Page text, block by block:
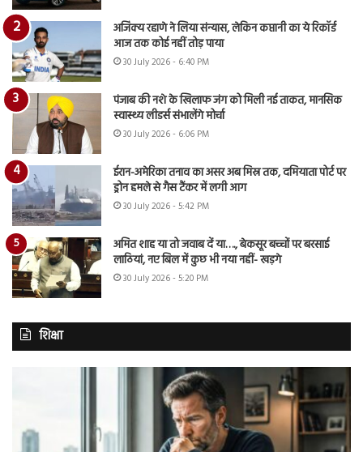
अजिंक्य रहाणे ने लिया संन्यास, लेकिन कप्तानी का ये रिकॉर्ड
आज तक कोई नहीं तोड़ पाया
30 July 2026 - 6:40 PM
पंजाब की नशे के खिलाफ जंग को मिली नई ताकत, मानसिक
स्वास्थ्य लीडर्स संभालेंगे मोर्चा
30 July 2026 - 6:06 PM
ईरान-अमेरिका तनाव का असर अब मिस्र तक, दमियाता पोर्ट पर
ड्रोन हमले से गैस टैंकर में लगी आग
30 July 2026 - 5:42 PM
अमित शाह या तो जवाब दें या…., बेकसूर बच्चों पर बरसाई
लाठियां, नए बिल में कुछ भी नया नहीं- खड़गे
30 July 2026 - 5:20 PM
शिक्षा